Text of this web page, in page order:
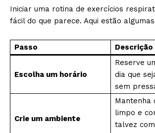
Iniciar uma rotina de exercícios
fácil do que parece. Aqui estão
Passo Descrição
Escolha um horário
Reserve
dia que
sem
Crie um ambiente
Mantenha
limpo e
talvez